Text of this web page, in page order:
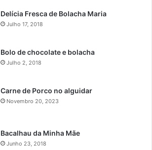
Delícia Fresca de Bolacha Maria
Julho 17, 2018
Bolo de chocolate e bolacha
Julho 2, 2018
Carne de Porco no alguidar
Novembro 20, 2023
Bacalhau da Minha Mãe
Junho 23, 2018